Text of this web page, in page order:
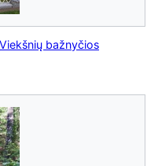
Viekšnių bažnyčios